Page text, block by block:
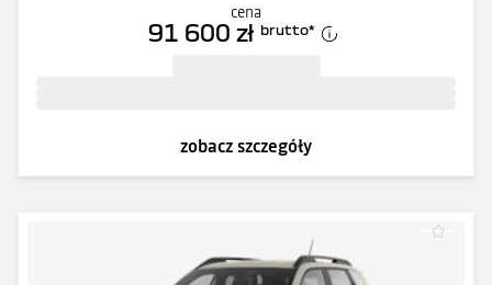
cena
91 600 zł brutto*
zobacz szczegóły